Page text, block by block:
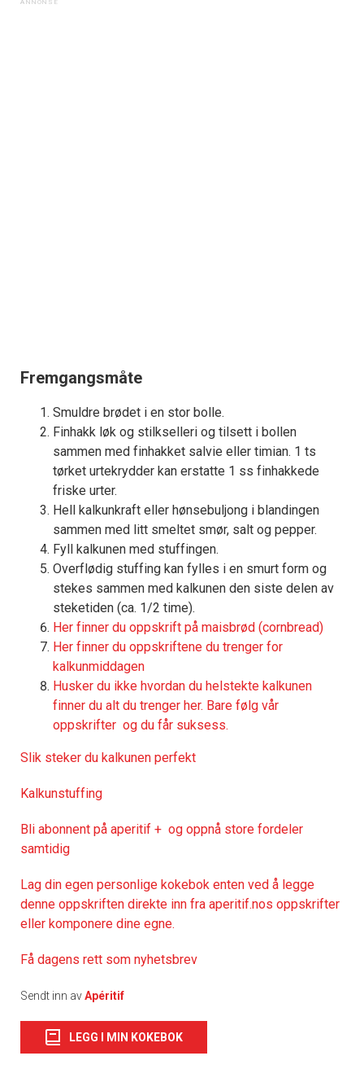
Fremgangsmåte
Smuldre brødet i en stor bolle.
Finhakk løk og stilkselleri og tilsett i bollen
sammen med finhakket salvie eller timian. 1 ts
tørket urtekrydder kan erstatte 1 ss finhakkede
friske urter.
Hell kalkunkraft eller hønsebuljong i blandingen
sammen med litt smeltet smør, salt og pepper.
Fyll kalkunen med stuffingen.
Overflødig stuffing kan fylles i en smurt form og
stekes sammen med kalkunen den siste delen av
steketiden (ca. 1/2 time).
Her finner du oppskrift på maisbrød (cornbread)
Her finner du oppskriftene du trenger for
kalkunmiddagen
Husker du ikke hvordan du helstekte kalkunen
finner du alt du trenger her. Bare følg vår
oppskrifter og du får suksess.
Slik steker du kalkunen perfekt
Kalkunstuffing
Bli abonnent på aperitif + og oppnå store fordeler
samtidig
Lag din egen personlige kokebok enten ved å legge
denne oppskriften direkte inn fra aperitif.nos oppskrifter
eller komponere dine egne.
Få dagens rett som nyhetsbrev
Sendt inn avApéritif
LEGG I MIN KOKEBOK